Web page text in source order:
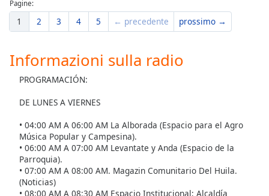
Background
Color
Opacity
Font
Edge
Style
Pagine:
1 2 3 4 5 ← precedente prossimo →
Informazioni sulla radio
PROGRAMACIÓN:
DE LUNES A VIERNES
• 04:00 AM A 06:00 AM La Alborada (Espacio para el Agro
Música Popular y Campesina).
• 06:00 AM A 07:00 AM Levantate y Anda (Espacio de la
Parroquia).
• 07:00 AM A 08:00 AM. Magazin Comunitario Del Huila.
(Noticias)
• 08:00 AM A 08:30 AM Espacio Institucional; Alcaldía